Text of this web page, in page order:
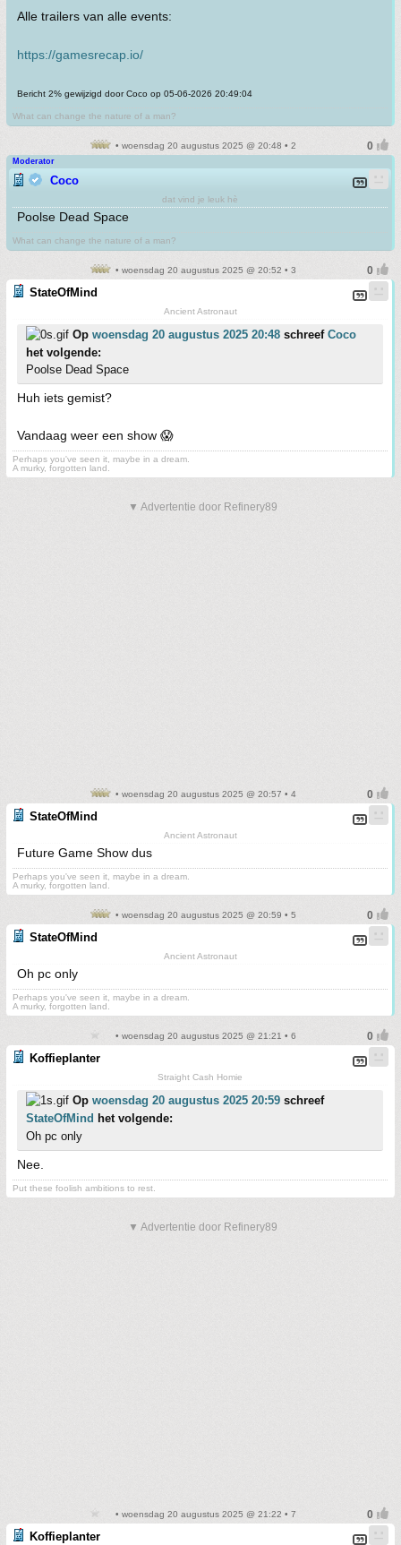
Alle trailers van alle events:
https://gamesrecap.io/
Bericht 2% gewijzigd door Coco op 05-06-2026 20:49:04
What can change the nature of a man?
• woensdag 20 augustus 2025 @ 20:48 • 2
Moderator
Coco
dat vind je leuk hè
Poolse Dead Space
What can change the nature of a man?
• woensdag 20 augustus 2025 @ 20:52 • 3
StateOfMind
Ancient Astronaut
Op woensdag 20 augustus 2025 20:48 schreef Coco
het volgende:
Poolse Dead Space
Huh iets gemist?
Vandaag weer een show 😱
Perhaps you've seen it, maybe in a dream.
A murky, forgotten land.
▼ Advertentie door Refinery89
• woensdag 20 augustus 2025 @ 20:57 • 4
StateOfMind
Ancient Astronaut
Future Game Show dus
Perhaps you've seen it, maybe in a dream.
A murky, forgotten land.
• woensdag 20 augustus 2025 @ 20:59 • 5
StateOfMind
Ancient Astronaut
Oh pc only
Perhaps you've seen it, maybe in a dream.
A murky, forgotten land.
• woensdag 20 augustus 2025 @ 21:21 • 6
Koffieplanter
Straight Cash Homie
Op woensdag 20 augustus 2025 20:59 schreef
StateOfMind het volgende:
Oh pc only
Nee.
Put these foolish ambitions to rest.
▼ Advertentie door Refinery89
• woensdag 20 augustus 2025 @ 21:22 • 7
Koffieplanter